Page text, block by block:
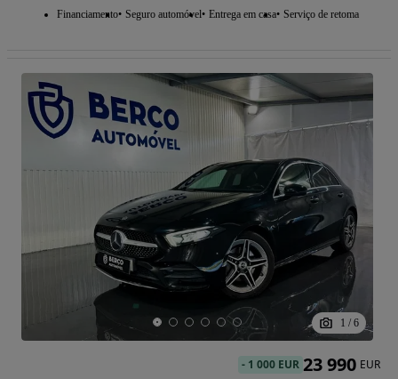
Financiamento Seguro automóvel Entrega em casa Serviço de retoma
1 / 6
- 1 000 EUR 23 990 EUR